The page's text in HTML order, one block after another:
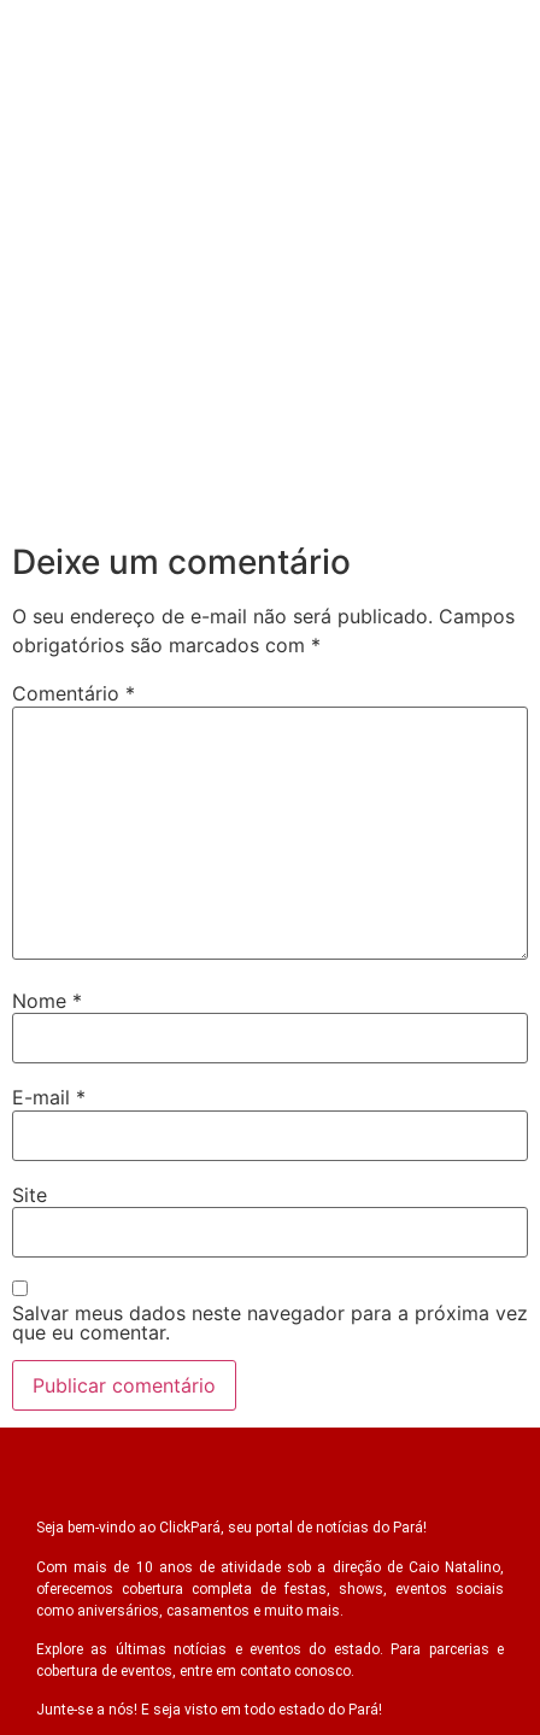
Deixe um comentário
O seu endereço de e-mail não será publicado. Campos
obrigatórios são marcados com *
Comentário *
Nome *
E-mail *
Site
Salvar meus dados neste navegador para a próxima vez
que eu comentar.
Seja bem-vindo ao ClickPará, seu portal de notícias do Pará!
Com mais de 10 anos de atividade sob a direção de Caio Natalino,
oferecemos cobertura completa de festas, shows, eventos sociais
como aniversários, casamentos e muito mais.
Explore as últimas notícias e eventos do estado. Para parcerias e
cobertura de eventos, entre em contato conosco.
Junte-se a nós! E seja visto em todo estado do Pará!